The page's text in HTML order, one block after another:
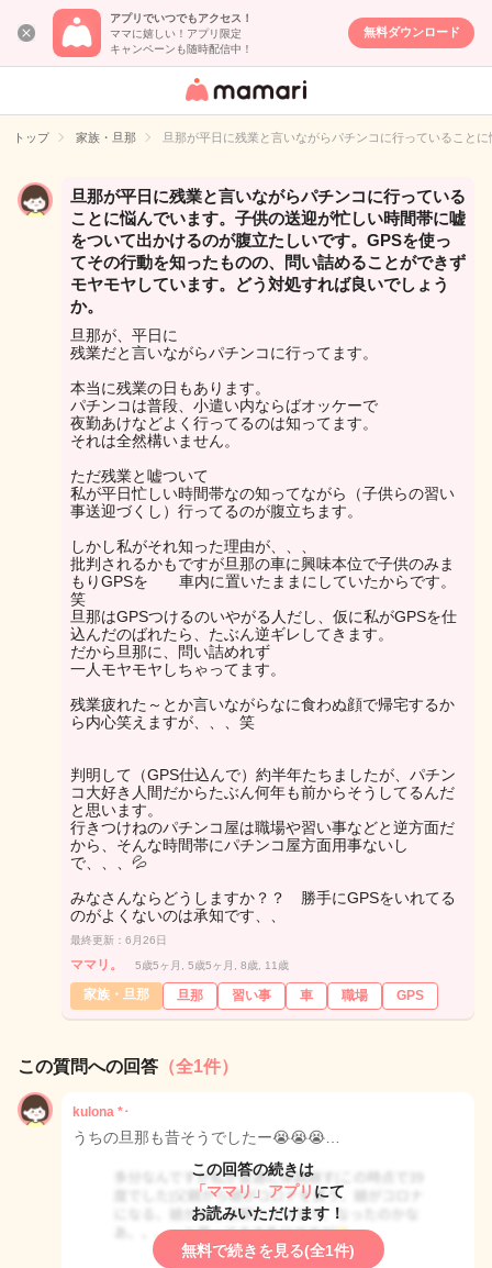
アプリでいつでもアクセス！
ママに嬉しい！アプリ限定
キャンペーンも随時配信中！
無料ダウンロード
女性専用匿名QA
イト
トップ 家族・旦那 旦那が平日に残業と言いながらパチンコに行っていること
旦那が平日に残業と言いながらパチンコに行っている
ことに悩んでいます。子供の送迎が忙しい時間帯に嘘
をついて出かけるのが腹立たしいです。GPSを使っ
てその行動を知ったものの、問い詰めることができず
モヤモヤしています。どう対処すれば良いでしょう
か。
旦那が、平日に
残業だと言いながらパチンコに行ってます。
本当に残業の日もあります。
パチンコは普段、小遣い内ならばオッケーで
夜勤あけなどよく行ってるのは知ってます。
それは全然構いません。
ただ残業と嘘ついて
私が平日忙しい時間帯なの知ってながら（子供らの習い
事送迎づくし）行ってるのが腹立ちます。
しかし私がそれ知った理由が、、、
批判されるかもですが旦那の車に興味本位で子供のみま
もりGPSを 車内に置いたままにしていたからです。
笑
旦那はGPSつけるのいやがる人だし、仮に私がGPSを仕
込んだのばれたら、たぶん逆ギレしてきます。
だから旦那に、問い詰めれず
一人モヤモヤしちゃってます。
残業疲れた～とか言いながらなに食わぬ顔で帰宅するか
ら内心笑えますが、、、笑
判明して（GPS仕込んで）約半年たちましたが、パチン
コ大好き人間だからたぶん何年も前からそうしてるんだ
と思います。
行きつけねのパチンコ屋は職場や習い事などと逆方面だ
から、そんな時間帯にパチンコ屋方面用事ないし
で、、、💦
みなさんならどうしますか？？ 勝手にGPSをいれてる
のがよくないのは承知です、、
最終更新：6月26日
ママリ。 5歳5ヶ月, 5歳5ヶ月, 8歳, 11歳
家族・旦那 旦那 習い事 車 職場 GPS
この質問への回答 （全1件）
kulona *･
うちの旦那も昔そうでしたー😭😭😭…
この回答の続きは
「ママリ」アプリ にて
お読みいただけます！
無料で続きを見る(全1件)